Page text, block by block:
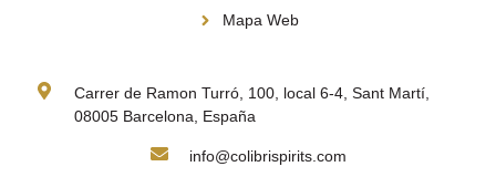
Mapa Web
Carrer de Ramon Turró, 100, local 6-4, Sant Martí,
08005 Barcelona, España
info@colibrispirits.com